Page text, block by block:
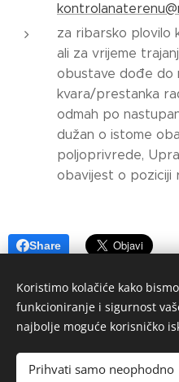
za ribarsko plovilo
ali za vrijeme
obustave dođe do
kvara/prestanka
odmah po
dužan o istome
poljoprivrede,
obavijest o poziciji
Share
© 2024
Koristimo kolačiće kako
funkcioniranje i sigurnost
najbolje moguće korisničko
Prihvati samo neophodno